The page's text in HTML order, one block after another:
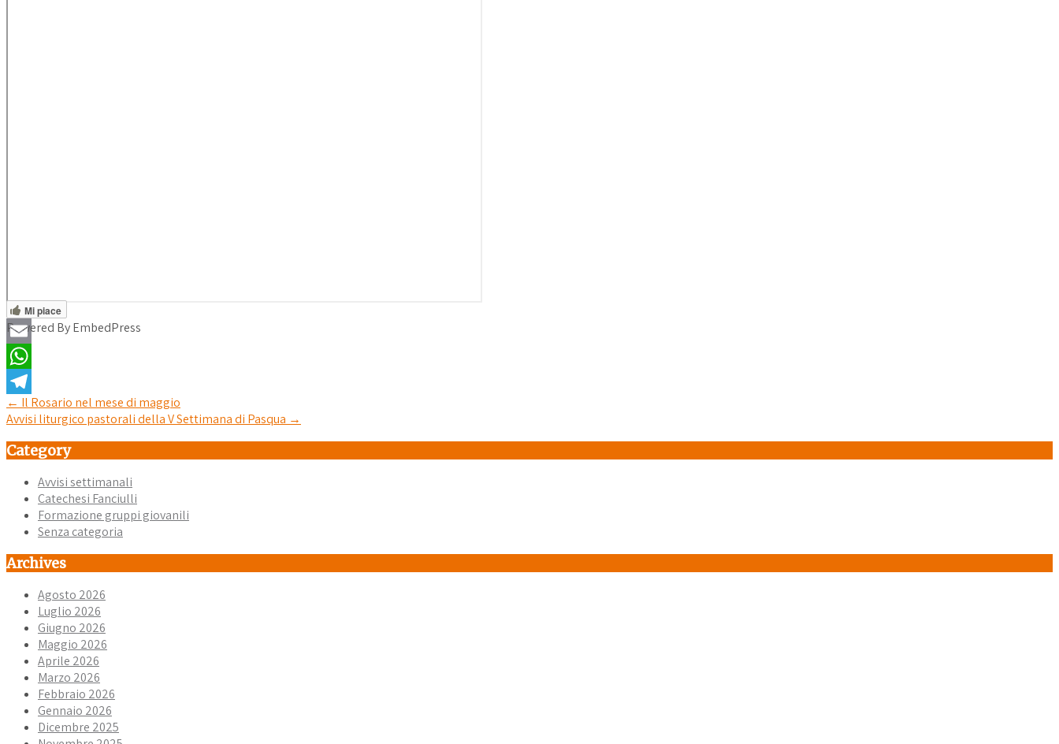
Powered By EmbedPress
Mi piace
Email
WhatsApp
Telegram
Post
navigation
← Il Rosario nel mese di maggio
Avvisi liturgico pastorali della V Settimana di Pasqua →
Category
Avvisi settimanali
Catechesi Fanciulli
Formazione gruppi giovanili
Senza categoria
Archives
Agosto 2026
Luglio 2026
Giugno 2026
Maggio 2026
Aprile 2026
Marzo 2026
Febbraio 2026
Gennaio 2026
Dicembre 2025